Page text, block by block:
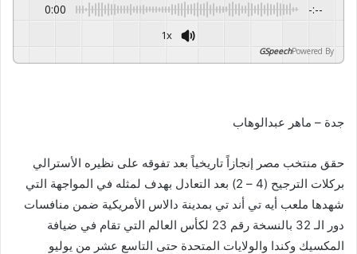
0:00 -:--
1x
Powered By
GSpeech
جدة – ماهر عبدالوهاب
حقق منتخب مصر إنجازاً تاريخياً بعد تفوقه على نظيره الأسترالي
بركلات الترجيح (4 – 2) بعد التعادل بهدف لمثله في المواجهة التي
شهدها ملعب أيه تي أند تي بمدينة دالاس الأمريكية ضمن منافسات
دور الـ 32 بالنسخة رقم 23 لكأس العالم التي تقام في ضيافة
المكسيك وكندا والولايات المتحدة حتى التاسع عشر من يوليو